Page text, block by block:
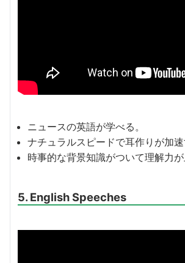
ニュースの英語が学べる。
ナチュラルスピードで耳作りが加速
時事的な背景知識がついて理解力が
5. English Speeches